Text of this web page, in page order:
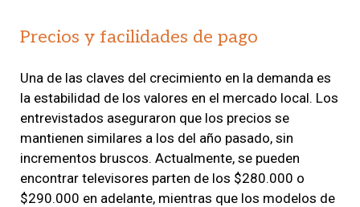
Precios y facilidades de pago
Una de las claves del crecimiento en la demanda es
la estabilidad de los valores en el mercado local. Los
entrevistados aseguraron que los precios se
mantienen similares a los del año pasado, sin
incrementos bruscos. Actualmente, se pueden
encontrar televisores parten de los $280.000 o
$290.000 en adelante, mientras que los modelos de